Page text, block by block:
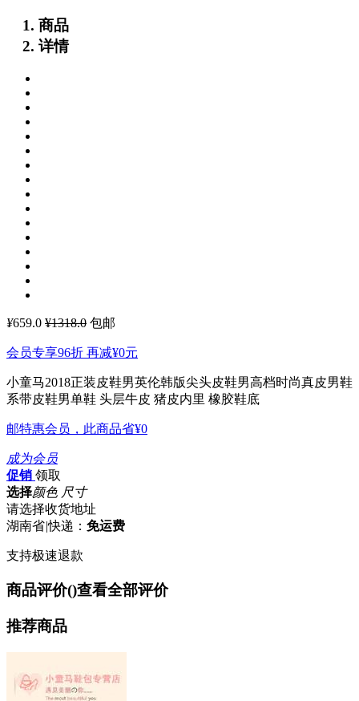
商品
详情
¥659.0 ¥1318.0 包邮
会员专享96折 再减¥0元
小童马2018正装皮鞋男英伦韩版尖头皮鞋男高档时尚真皮男鞋
系带皮鞋男单鞋 头层牛皮 猪皮内里 橡胶鞋底
邮特惠会员，此商品省¥0
成为会员
促销 领取
选择颜色 尺寸
请选择收货地址
湖南省|快递： 免运费
支持极速退款
商品评价()查看全部评价
推荐商品